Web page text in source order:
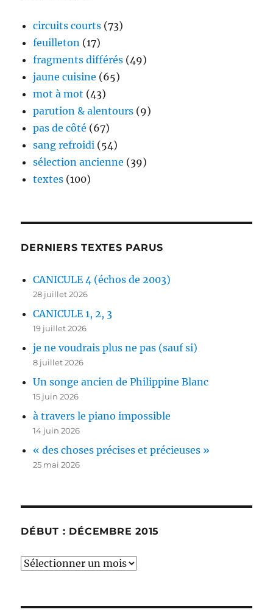
circuits courts (73)
feuilleton (17)
fragments différés (49)
jaune cuisine (65)
mot à mot (43)
parution & alentours (9)
pas de côté (67)
sang refroidi (54)
sélection ancienne (39)
textes (100)
DERNIERS TEXTES PARUS
CANICULE 4 (échos de 2003)
28 juillet 2026
CANICULE 1, 2, 3
19 juillet 2026
je ne voudrais plus ne pas (sauf si)
8 juillet 2026
Un songe ancien de Philippine Blanc
15 juin 2026
à travers le piano impossible
14 juin 2026
« des choses précises et précieuses »
25 mai 2026
DÉBUT : DÉCEMBRE 2015
début